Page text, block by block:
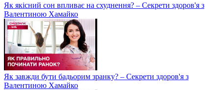
Як якісний сон впливає на схуднення? – Секрети здоров'я з
Валентиною Хамайко
Як завжди бути бадьорим зранку? – Секрети здоров'я з
Валентиною Хамайко